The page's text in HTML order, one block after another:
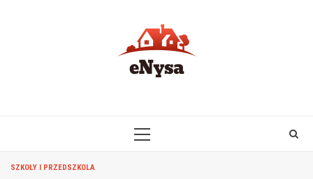
PRIMARY
SZKOŁY I PRZEDSZKOLA